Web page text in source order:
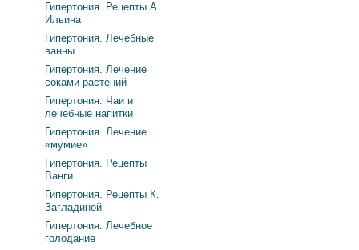
Гипертония. Рецепты А.
Ильина
Гипертония. Лечебные
ванны
Гипертония. Лечение
соками растений
Гипертония. Чаи и
лечебные напитки
Гипертония. Лечение
«мумие»
Гипертония. Рецепты
Ванги
Гипертония. Рецепты К.
Загладиной
Гипертония. Лечебное
голодание